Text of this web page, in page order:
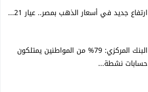
ارتفاع جديد في أسعار الذهب بمصر.. عيار 21...
البنك المركزي: 79% من المواطنين يمتلكون
حسابات نشطة...